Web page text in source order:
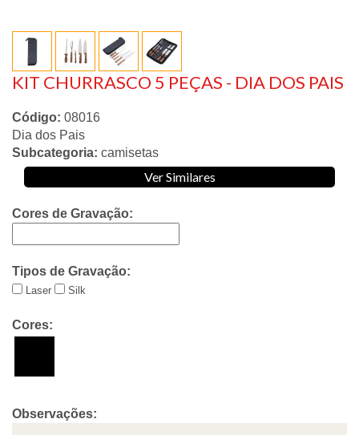
KIT CHURRASCO 5 PEÇAS - DIA DOS PAIS
Código: 08016
Dia dos Pais
Subcategoria: camisetas
Ver Similares
Cores de Gravação:
Tipos de Gravação:
Laser Silk
Cores:
Observações: